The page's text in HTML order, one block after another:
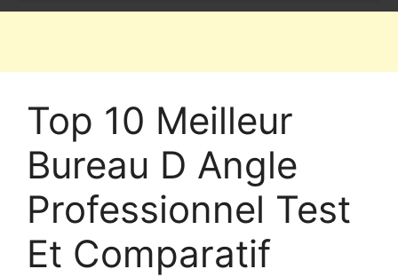
Top 10 Meilleur
Bureau D Angle
Professionnel Test
Et Comparatif